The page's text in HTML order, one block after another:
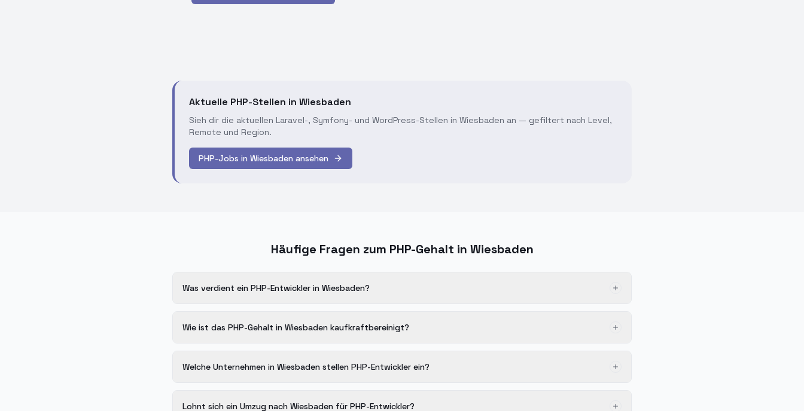
Aktuelle PHP-Stellen in Wiesbaden
Sieh dir die aktuellen Laravel-, Symfony- und WordPress-Stellen in Wiesbaden an — gefiltert nach Level,
Remote und Region.
PHP-Jobs in Wiesbaden ansehen
Häufige Fragen zum PHP-Gehalt in Wiesbaden
Was verdient ein PHP-Entwickler in Wiesbaden?
Wie ist das PHP-Gehalt in Wiesbaden kaufkraftbereinigt?
Welche Unternehmen in Wiesbaden stellen PHP-Entwickler ein?
Lohnt sich ein Umzug nach Wiesbaden für PHP-Entwickler?